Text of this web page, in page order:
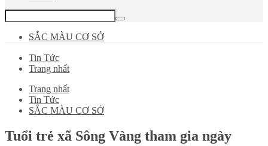
SẮC MÀU CƠ SỞ
Tin Tức
Trang nhất
Trang nhất
Tin Tức
SẮC MÀU CƠ SỞ
Tuổi trẻ xã Sông Vàng tham gia ngày